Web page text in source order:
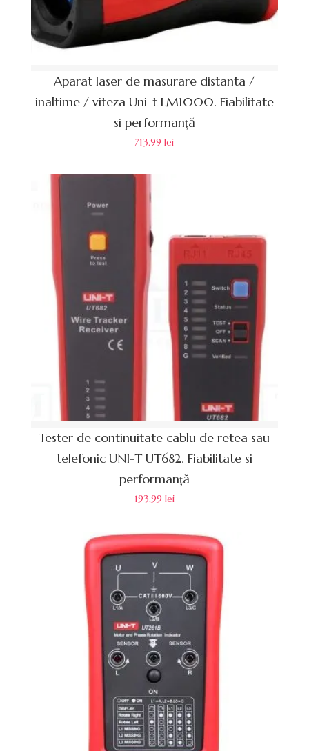
Aparat laser de masurare distanta /
inaltime / viteza Uni-t LM1000. Fiabilitate
si performanță
713.99lei
Tester de continuitate cablu de retea sau
telefonic UNI-T UT682. Fiabilitate si
performanță
193.99 lei